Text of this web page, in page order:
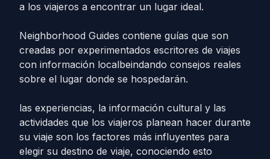
a los viajeros a encontrar un lugar ideal.
Neighborhood Guides contiene guías que son
creadas por experimentados escritores de viajes
con información localbeindando consejos reales
sobre el lugar donde se hospedarán.
las experiencias, la información cultural y las
actividades que los viajeros planean hacer durante
su viaje son los factores más influyentes para
elegir su destino de viaje, conociendo esto